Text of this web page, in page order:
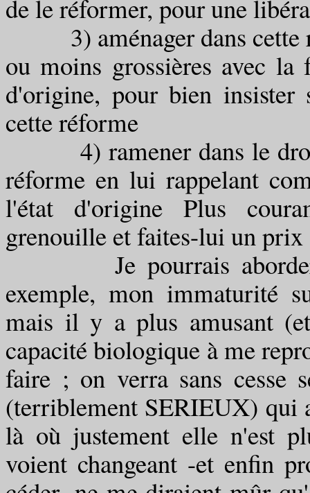
de le réformer, pour une
3) aménager dans cette
ou moins grossières avec
d'origine, pour bien
cette réforme
4) ramener dans le droit
réforme en lui rappelant
l'état d'origine Plus
grenouille et faites-lui un prix
Je pourrais aborder
exemple, mon immaturité
mais il y a plus amusant
capacité biologique à me
faire ; on verra sans cesse
(terriblement SERIEUX) qui
là où justement elle n'est
voient changeant -et enfin